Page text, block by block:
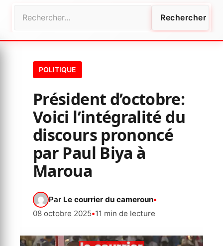
POLITIQUE
Président d’octobre:
Voici l’intégralité du
discours prononcé
par Paul Biya à
Maroua
Par Le courrier du cameroun•
08 octobre 2025•11 min de lecture